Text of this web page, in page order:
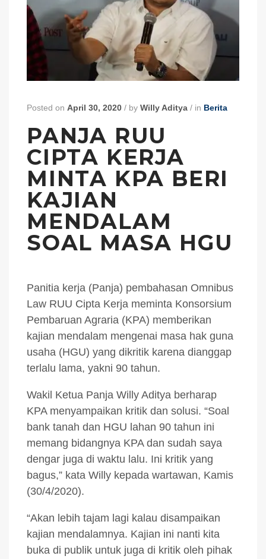
Posted on April 30, 2020 / by Willy Aditya / in Berita
PANJA RUU
CIPTA KERJA
MINTA KPA BERI
KAJIAN
MENDALAM
SOAL MASA HGU
Panitia kerja (Panja) pembahasan Omnibus
Law RUU Cipta Kerja meminta Konsorsium
Pembaruan Agraria (KPA) memberikan
kajian mendalam mengenai masa hak guna
usaha (HGU) yang dikritik karena dianggap
terlalu lama, yakni 90 tahun.
Wakil Ketua Panja Willy Aditya berharap
KPA menyampaikan kritik dan solusi. “Soal
bank tanah dan HGU lahan 90 tahun ini
memang bidangnya KPA dan sudah saya
dengar juga di waktu lalu. Ini kritik yang
bagus,” kata Willy kepada wartawan, Kamis
(30/4/2020).
“Akan lebih tajam lagi kalau disampaikan
kajian mendalamnya. Kajian ini nanti kita
buka di publik untuk juga di kritik oleh pihak